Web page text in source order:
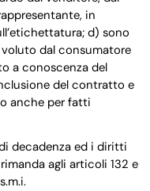
in
d) sono
dal consumatore
a conoscenza del
del contratto e
anche per fatti
decadenza ed i diritti
agli articoli 132 e